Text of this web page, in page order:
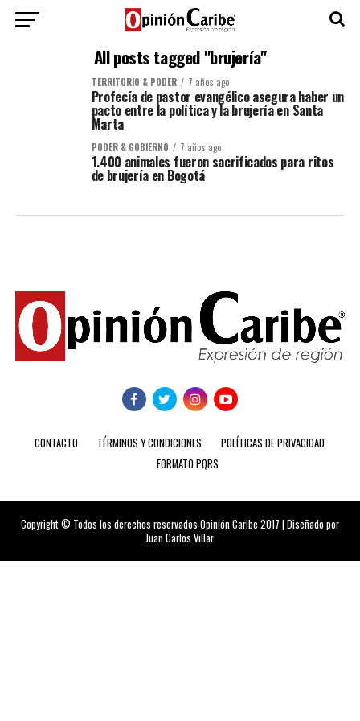
All posts tagged "brujería"
TERRITORIO & PODER 7 años ago
Profecía de pastor evangélico asegura haber un
pacto entre la política y la brujería en Santa
Marta
PODER & GOBIERNO 7 años ago
1.400 animales fueron sacrificados para ritos
de brujería en Bogotá
CONTACTO TÉRMINOS Y CONDICIONES
POLÍTICAS DE PRIVACIDAD
FORMATO PQRS
Copyright © Todos los derechos reservados Opinión Caribe 2017 | Diseñado por
Juan Carlos Villar